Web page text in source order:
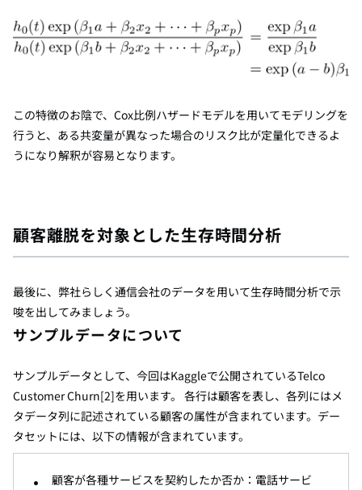
この特徴のお陰で、Cox比例ハザードモデルを用いてモデリングを
行うと、ある共変量が異なった場合のリスク比が定量化できるよ
うになり解釈が容易となります。
顧客離脱を対象とした生存時間分析
最後に、弊社らしく通信会社のデータを用いて生存時間分析で示
唆を出してみましょう。
サンプルデータについて
サンプルデータとして、今回はKaggleで公開されているTelco
Customer Churn[2]を用います。 各行は顧客を表し、各列にはメ
タデータ列に記述されている顧客の属性が含まれています。デー
タセットには、以下の情報が含まれています。
顧客が各種サービスを契約したか否か：電話サービ